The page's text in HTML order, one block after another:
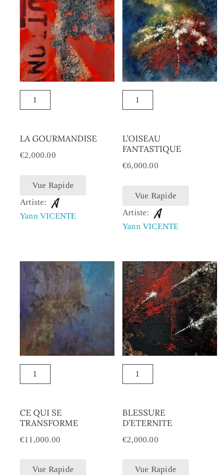
LA GOURMANDISE
€2,000.00
Vue Rapide
Artiste:
Yann VICENTE
L’OISEAU
FANTASTIQUE
€6,000.00
Vue Rapide
Artiste:
Yann VICENTE
CE QUI SE
TRANSFORME
€11,000.00
Vue Rapide
BLESSURE
D’ETERNITE
€2,000.00
Vue Rapide